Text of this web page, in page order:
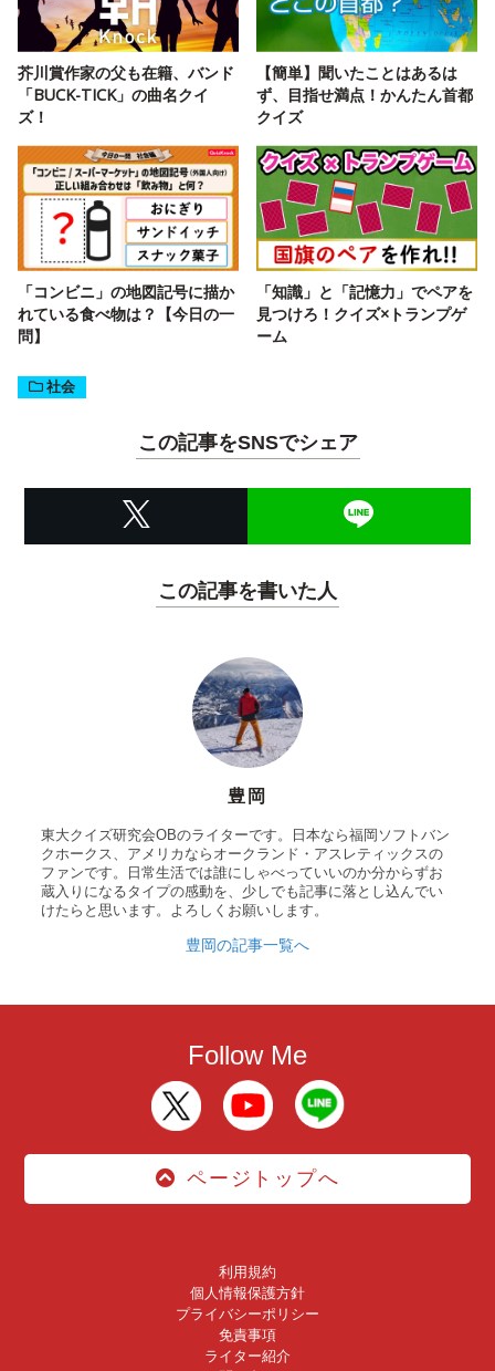
芥川賞作家の父も在籍、バンド
「BUCK-TICK」の曲名クイ
ズ！
【簡単】聞いたことはあるは
ず、目指せ満点！かんたん首都
クイズ
「コンビニ」の地図記号に描か
れている食べ物は？【今日の一
問】
「知識」と「記憶力」でペアを
見つけろ！クイズ×トランプゲ
ーム
社会
この記事をSNSでシェア
この記事を書いた人
豊岡
東大クイズ研究会OBのライターです。日本なら福岡ソフトバン
クホークス、アメリカならオークランド・アスレティックスの
ファンです。日常生活では誰にしゃべっていいのか分からずお
蔵入りになるタイプの感動を、少しでも記事に落とし込んでい
けたらと思います。よろしくお願いします。
豊岡の記事一覧へ
Follow Me
ページトップへ
利用規約
個人情報保護方針
プライバシーポリシー
免責事項
ライター紹介